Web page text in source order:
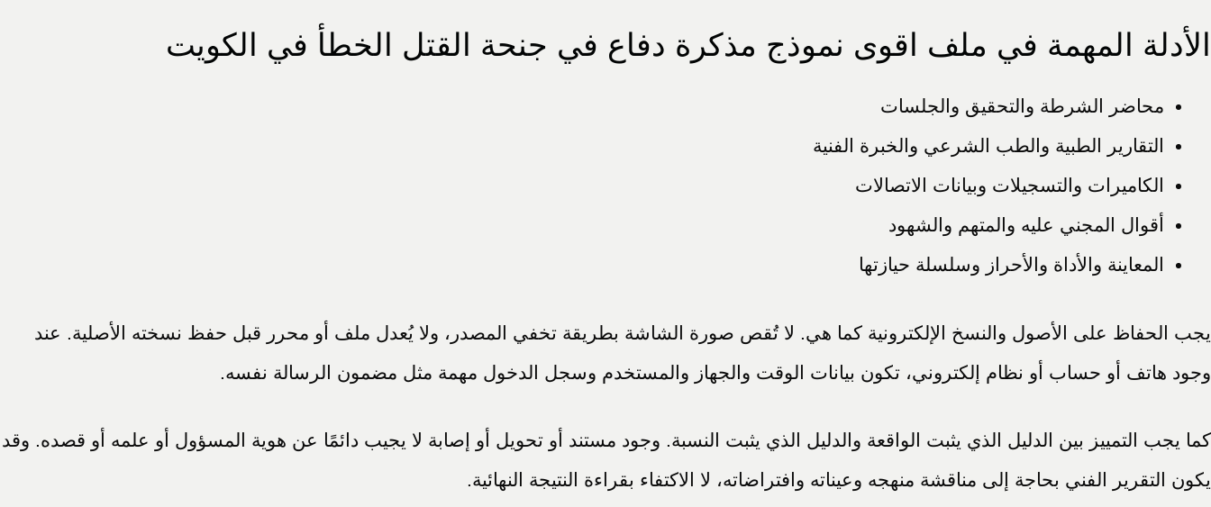
الأدلة المهمة في ملف اقوى نموذج مذكرة دفاع في جنحة القتل الخطأ في الكويت
محاضر الشرطة والتحقيق والجلسات
التقارير الطبية والطب الشرعي والخبرة الفنية
الكاميرات والتسجيلات وبيانات الاتصالات
أقوال المجني عليه والمتهم والشهود
المعاينة والأداة والأحراز وسلسلة حيازتها
يجب الحفاظ على الأصول والنسخ الإلكترونية كما هي. لا تُقص صورة الشاشة بطريقة تخفي المصدر، ولا يُعدل ملف أو محرر قبل حفظ نسخته الأصلية. عند
وجود هاتف أو حساب أو نظام إلكتروني، تكون بيانات الوقت والجهاز والمستخدم وسجل الدخول مهمة مثل مضمون الرسالة نفسه.
كما يجب التمييز بين الدليل الذي يثبت الواقعة والدليل الذي يثبت النسبة. وجود مستند أو تحويل أو إصابة لا يجيب دائمًا عن هوية المسؤول أو علمه أو قصده. وقد
يكون التقرير الفني بحاجة إلى مناقشة منهجه وعيناته وافتراضاته، لا الاكتفاء بقراءة النتيجة النهائية.